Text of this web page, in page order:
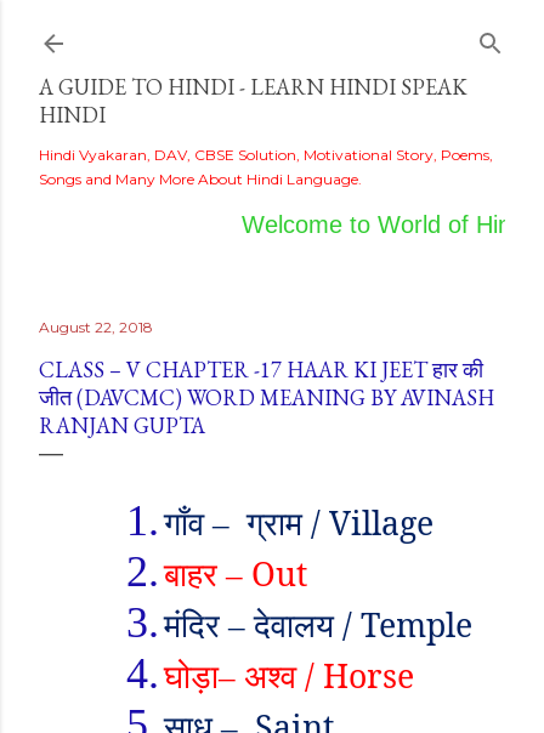
A GUIDE TO HINDI - LEARN HINDI SPEAK
HINDI
Hindi Vyakaran, DAV, CBSE Solution, Motivational Story, Poems,
Songs and Many More About Hindi Language.
Welcome to World of Hindi
August 22, 2018
CLASS – V CHAPTER -17 HAAR KI JEET हार की
जीत (DAVCMC) WORD MEANING BY AVINASH
RANJAN GUPTA
1.गाँव– ग्राम /Village
2.बाहर– Out
3.मंदिर–देवालय /Temple
4.घोड़ा– अश्व / Horse